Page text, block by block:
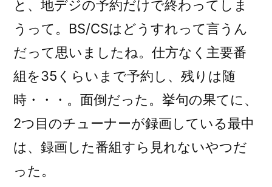
と、地デジの予約だけで終わってしま
うって。BS/CSはどうすれって言うん
だって思いましたね。仕方なく主要番
組を35くらいまで予約し、残りは随
時・・・。面倒だった。挙句の果てに、
2つ目のチューナーが録画している最中
は、録画した番組すら見れないやつだ
った。